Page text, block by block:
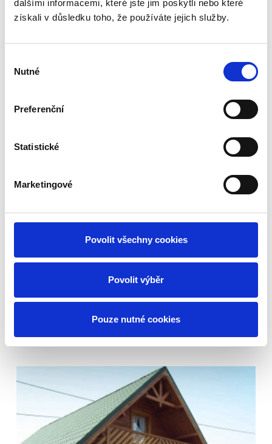
dalšími informacemi, které jste jim poskytli nebo které
získali v důsledku toho, že používáte jejich služby.
souhlasu
Nutné
Preferenční
Statistické
Marketingové
Povolit všechny cookies
Povolit výběr
Pouze nutné cookies
Dřevěné rekreační chaty - Michal R
Dřevěné rekreační chaty - Stodola
Dispozice: 70 m²
Rozměry: 700 x 500 cm
VÍCE INFORMACÍ